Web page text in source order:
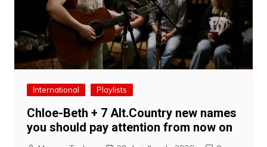
International Playlists
Chloe-Beth + 7 Alt.Country new names
you should pay attention from now on